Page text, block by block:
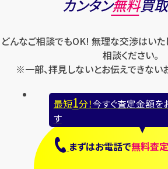
カンタン無料買
どんなご相談でもOK! 無理な交渉はいた
相談ください。
※一部、拝見しないとお伝えできない
最短1分！今すぐ査定金額を
す
まずはお電話で無料査定